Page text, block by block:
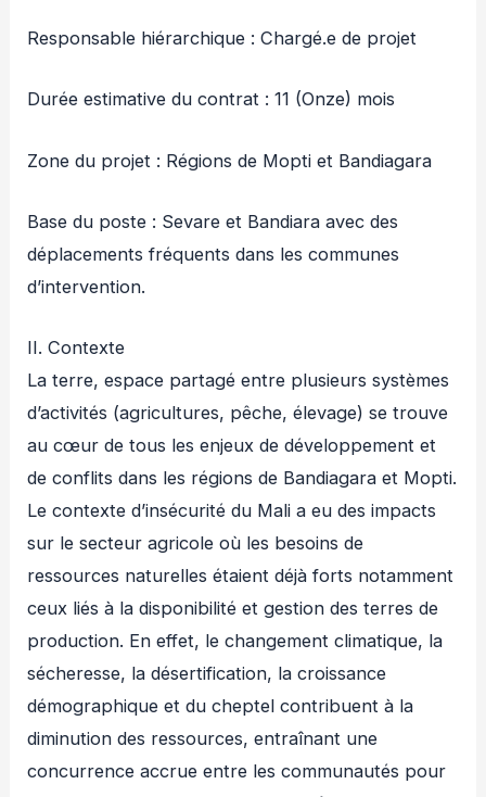
Responsable hiérarchique : Chargé.e de projet
Durée estimative du contrat : 11 (Onze) mois
Zone du projet : Régions de Mopti et Bandiagara
Base du poste : Sevare et Bandiara avec des
déplacements fréquents dans les communes
d’intervention.
II. Contexte
La terre, espace partagé entre plusieurs systèmes
d’activités (agricultures, pêche, élevage) se trouve
au cœur de tous les enjeux de développement et
de conflits dans les régions de Bandiagara et Mopti.
Le contexte d’insécurité du Mali a eu des impacts
sur le secteur agricole où les besoins de
ressources naturelles étaient déjà forts notamment
ceux liés à la disponibilité et gestion des terres de
production. En effet, le changement climatique, la
sécheresse, la désertification, la croissance
démographique et du cheptel contribuent à la
diminution des ressources, entraînant une
concurrence accrue entre les communautés pour